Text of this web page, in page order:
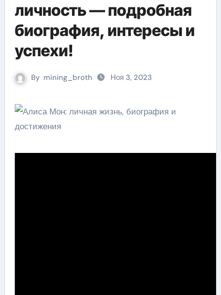
личность — подробная
биография, интересы и
успехи!
By mining_broth Ноя 3, 2023